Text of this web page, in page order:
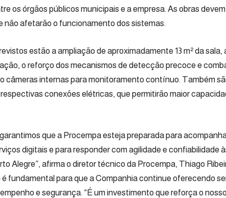
os órgãos públicos municipais e a empresa. As obras
não afetarão o funcionamento dos sistemas.
estão a ampliação de aproximadamente 13 m² da
o reforço dos mecanismos de detecção precoce e
câmeras internas para monitoramento contínuo. Também
conexões elétricas, que permitirão maior
que a Procempa esteja preparada para
digitais e para responder com agilidade e confiabilidade
Alegre”, afirma o diretor técnico da Procempa, Thiago
fundamental para que a Companhia continue oferecendo
e segurança. “É um investimento que reforça o